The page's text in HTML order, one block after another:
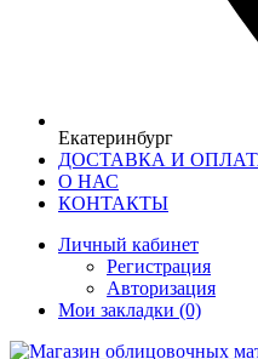
Екатеринбург
ДОСТАВКА И
О НАС
КОНТАКТЫ
Личный кабинет
Регистрация
Авторизация
Мои закладки (0)